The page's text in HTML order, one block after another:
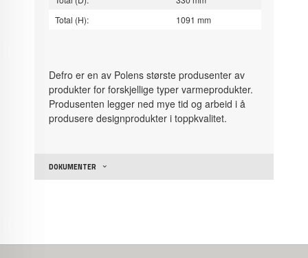
Total (H):
1091 mm
Defro er en av Polens største produsenter av
produkter for forskjellige typer varmeprodukter.
Produsenten legger ned mye tid og arbeid i å
produsere designprodukter i toppkvalitet.
DOKUMENTER